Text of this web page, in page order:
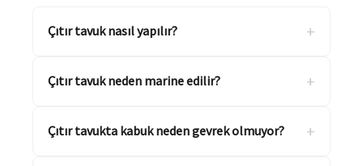
Çıtır tavuk nasıl yapılır? +
Çıtır tavuk neden marine edilir? +
Çıtır tavukta kabuk neden gevrek olmuyor? +